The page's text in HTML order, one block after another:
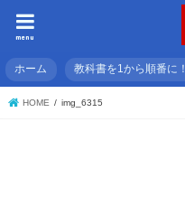
menu
ホーム 教科書を1から順番に！
HOME img_6315